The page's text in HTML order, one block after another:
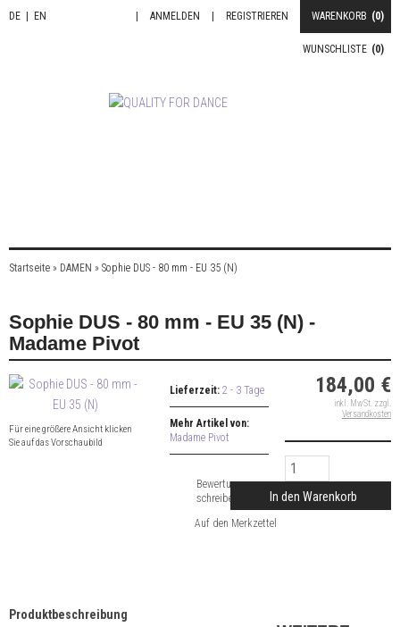
DE EN WARENKORB (0)
REGISTRIEREN
ANMELDEN
WUNSCHLISTE (0)
Startseite » DAMEN » Sophie DUS - 80 mm - EU 35 (N)
Sophie DUS - 80 mm - EU 35 (N) -
Madame Pivot
Für eine größere Ansicht klicken
Sie auf das Vorschaubild
Lieferzeit: 2 - 3 Tage
Mehr Artikel von:
Madame Pivot
Bewertung
schreiben
184,00 €
inkl. MwSt. zzgl.
Versandkosten
In den Warenkorb
Produktbeschreibung